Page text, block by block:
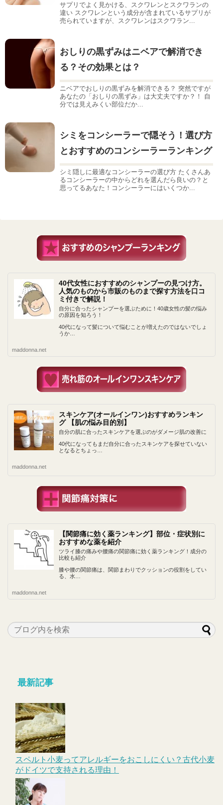
サプリでよく見かける、スクワレンとスクワランの
違い スクワレンという成分が含まれているサプリが
売られていますが、スクワレンはスクワラン...
おしりの黒ずみはニベアで解消でき
る？その効果とは？
ニベアでおしりの黒ずみを解消できる？ 突然ですが
あなたの「おしりの黒ずみ」は大丈夫ですか？！ 自
分では見えみくい部位だか...
シミをコンシーラーで隠そう！選び方
とおすすめのコンシーラーランキング
シミ隠しに最適なコンシーラーの選び方 たくさんあ
るコンシーラーの中からどれを選んだら良いの？と
思ってるあなた！コンシーラーにはいくつか...
40代女性におすすめのシャンプーの見つけ方。
人気のものから市販のものまで探す方法を口コ
ミ付きで解説！
自分に合ったシャンプーを選ぶために！40歳女性の髪の悩み
の原因を知ろう！
40代になって髪について悩むことが増えたのではないでしょ
うか…
maddonna.net
スキンケア(オールインワン)おすすめランキン
グ 【肌の悩み目的別】
自分の肌に合ったスキンケアを選ぶのがダメージ肌の改善に
40代になってもまだ自分に合ったスキンケアを探せていない
となるとちょっ…
maddonna.net
【関節痛に効く薬ランキング】部位・症状別に
おすすめな薬を紹介
ツライ膝の痛みや腰痛の関節痛に効く薬ランキング！成分の
比較も紹介
膝や腰の関節痛は、関節まわりでクッションの役割をしてい
る、水…
maddonna.net
最新記事
スペルト小麦ってアレルギーをおこしにくい？古代小麦
がドイツで支持される理由！